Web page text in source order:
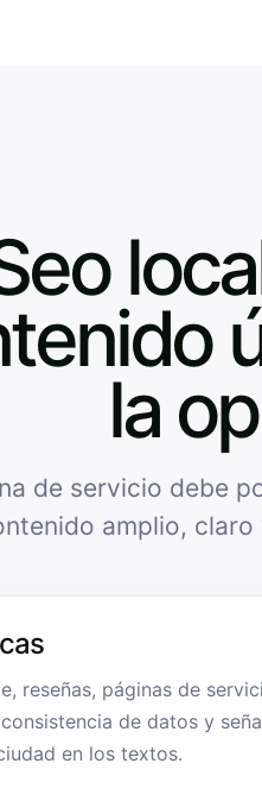
la
de servicio debe
amplio,
reseñas, páginas de
de datos y
en los textos.